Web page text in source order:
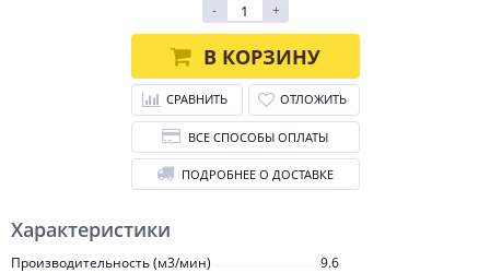
Характеристики
Производительность (м3/мин)
9.6
-
+
В КОРЗИНУ
СРАВНИТЬ ОТЛОЖИТЬ
ВСЕ СПОСОБЫ ОПЛАТЫ
ПОДРОБНЕЕ О ДОСТАВКЕ